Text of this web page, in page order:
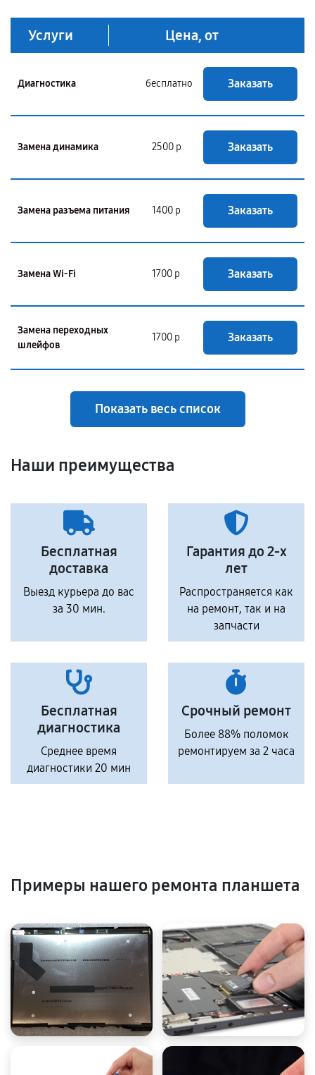
Услуги Цена, от
Диагностика бесплатно Заказать
Замена динамика 2500 р Заказать
Замена разъема питания 1400 р Заказать
Замена Wi-Fi 1700 р Заказать
Замена переходных
шлейфов
1700 р Заказать
Показать весь список
Наши преимущества
Бесплатная
доставка
Выезд курьера до вас
за 30 мин.
Гарантия до 2-х
лет
Распространяется как
на ремонт, так и на
запчасти
Бесплатная
диагностика
Среднее время
диагностики 20 мин
Срочный ремонт
Более 88% поломок
ремонтируем за 2 часа
Примеры нашего ремонта планшета